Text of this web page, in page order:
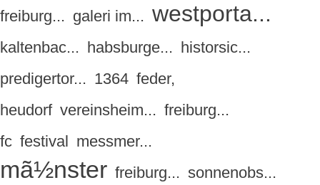
freiburg... galeri im... westporta...
kaltenbac... habsburge... historsic...
predigertor... 1364 feder,
heudorf vereinsheim... freiburg...
fc festival messmer...
mã½nster freiburg... sonnenobs...